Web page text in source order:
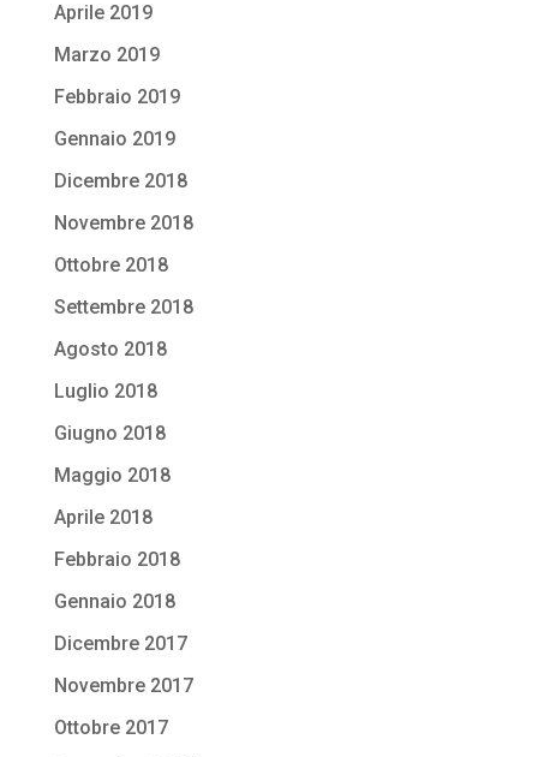
Aprile 2019
Marzo 2019
Febbraio 2019
Gennaio 2019
Dicembre 2018
Novembre 2018
Ottobre 2018
Settembre 2018
Agosto 2018
Luglio 2018
Giugno 2018
Maggio 2018
Aprile 2018
Febbraio 2018
Gennaio 2018
Dicembre 2017
Novembre 2017
Ottobre 2017